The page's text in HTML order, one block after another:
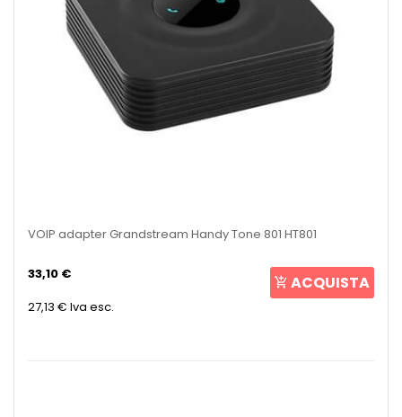
VOIP adapter Grandstream Handy Tone 801 HT801
33,10 €
27,13 € Iva esc.
ACQUISTA